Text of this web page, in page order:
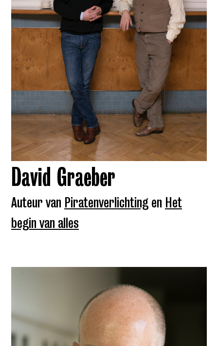
David Graeber
Auteur van Piratenverlichting en Het
begin van alles